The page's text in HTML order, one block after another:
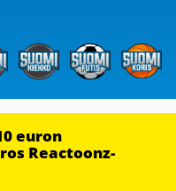
euron
Reactoonz-